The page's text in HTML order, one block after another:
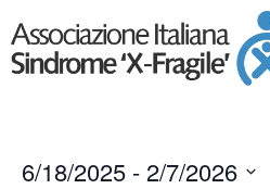
6/18/2025 - 2/7/2026